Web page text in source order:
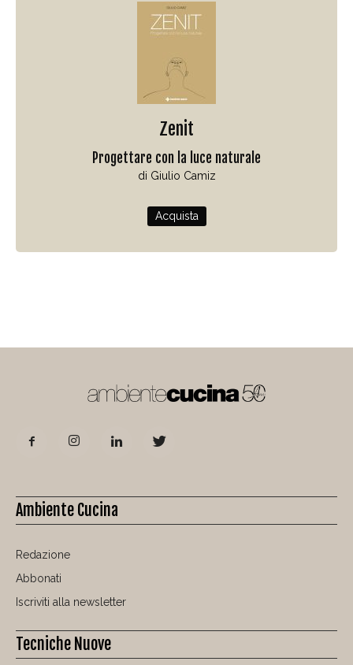
Zenit
Progettare con la luce naturale
di Giulio Camiz
Acquista
Ambiente Cucina
Redazione
Abbonati
Iscriviti alla newsletter
Tecniche Nuove